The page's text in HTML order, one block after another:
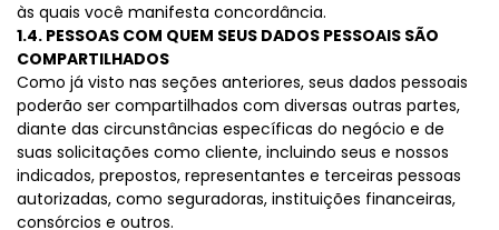
às quais você manifesta concordância.
1.4. PESSOAS COM QUEM SEUS DADOS PESSOAIS SÃO
COMPARTILHADOS
Como já visto nas seções anteriores, seus dados pessoais
poderão ser compartilhados com diversas outras partes,
diante das circunstâncias específicas do negócio e de
suas solicitações como cliente, incluindo seus e nossos
indicados, prepostos, representantes e terceiras pessoas
autorizadas, como seguradoras, instituições financeiras,
consórcios e outros.